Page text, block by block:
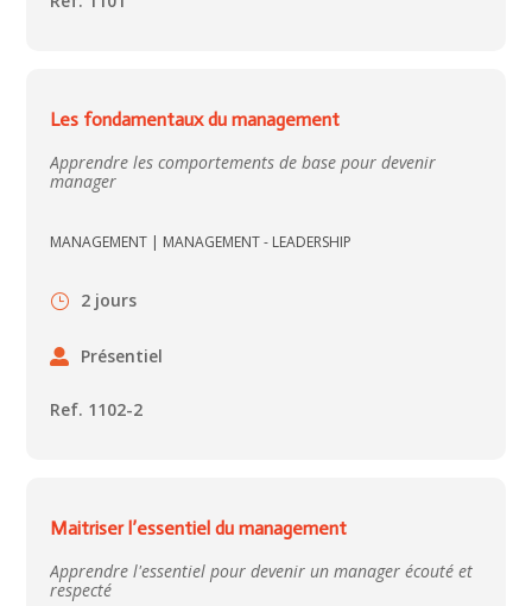
Les fondamentaux du management
Apprendre les comportements de base pour devenir
manager
MANAGEMENT | MANAGEMENT - LEADERSHIP
2 jours
Présentiel
Ref. 1102-2
Maitriser l’essentiel du management
Apprendre l'essentiel pour devenir un manager écouté et
respecté